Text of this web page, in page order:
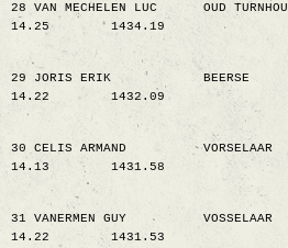
28 VAN MECHELEN LUC OUD TURNHOU
14.25
1434.19
29 JORIS ERIK BEERSE
14.22
1432.09
30 CELIS ARMAND VORSELAAR
14.13
1431.58
31 VANERMEN GUY VOSSELAAR
14.22
1431.53